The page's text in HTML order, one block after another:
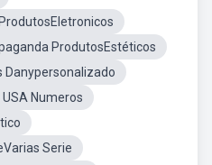
ProdutosEstéticos
Danypersonalizado
Numeros
Serie